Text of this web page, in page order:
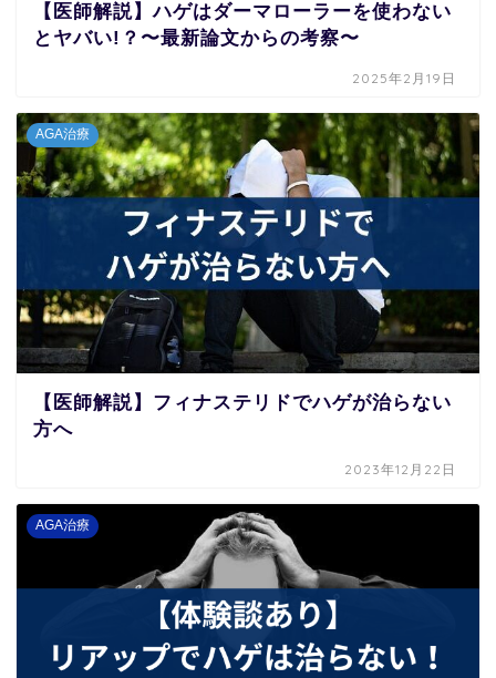
【医師解説】ハゲはダーマローラーを使わない
とヤバい!？〜最新論文からの考察〜
2025年2月19日
AGA治療
【医師解説】フィナステリドでハゲが治らない
方へ
2023年12月22日
AGA治療